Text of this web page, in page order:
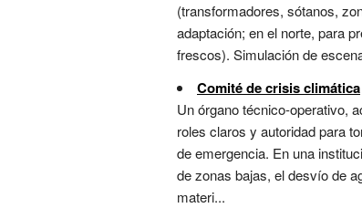
(transformadores, sótanos,
adaptación; en el norte, para
frescos). Simulación de
Comité de crisis climática
Un órgano técnico-operativo,
roles claros y autoridad para
de emergencia. En una
de zonas bajas, el desvío de
materi...